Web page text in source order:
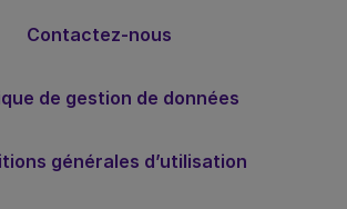
Contactez-nous
de gestion de données
générales d’utilisation